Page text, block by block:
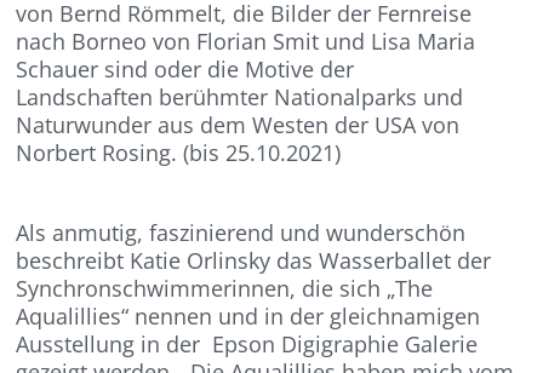
von Bernd Römmelt, die Bilder der Fernreise
nach Borneo von Florian Smit und Lisa Maria
Schauer sind oder die Motive der
Landschaften berühmter Nationalparks und
Naturwunder aus dem Westen der USA von
Norbert Rosing. (bis 25.10.2021)
Als anmutig, faszinierend und wunderschön
beschreibt Katie Orlinsky das Wasserballet der
Synchronschwimmerinnen, die sich „The
Aqualillies“ nennen und in der gleichnamigen
Ausstellung in der Epson Digigraphie Galerie